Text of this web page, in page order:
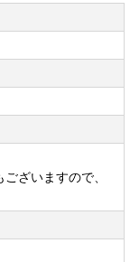
タログ掲載に向
お願い申し上げ
ざいますので、